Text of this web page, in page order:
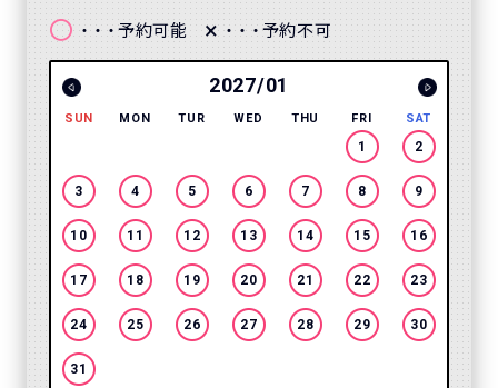
〇 ・・・ 予約可能 × ・・・ 予約不可
2027/01
SUN MON TUR WED THU FRI SAT
1 2
3 4 5 6 7 8 9
10 11 12 13 14 15 16
17 18 19 20 21 22 23
24 25 26 27 28 29 30
31
SUN
14
21
28